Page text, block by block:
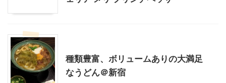
種類豊富、ボリュームありの大満足
なうどん＠新宿